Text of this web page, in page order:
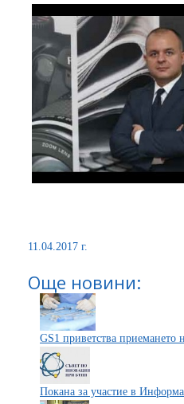
11.04.2017 г.
Още новини:
GS1 приветства приемането
Покана за участие в